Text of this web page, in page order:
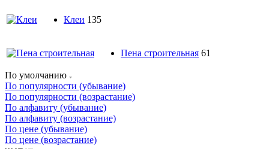
Клеи 135
Пена строительная 61
По умолчанию
По популярности (убывание)
По популярности (возрастание)
По алфавиту (убывание)
По алфавиту (возрастание)
По цене (убывание)
По цене (возрастание)